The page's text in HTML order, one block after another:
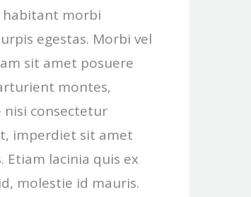
habitant morbi
egestas. Morbi vel
sit amet posuere
montes,
nisi consectetur
imperdiet sit amet
Etiam lacinia quis ex
molestie id mauris.